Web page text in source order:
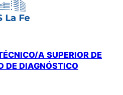
A SUPERIOR DE
DE DIAGNÓSTICO